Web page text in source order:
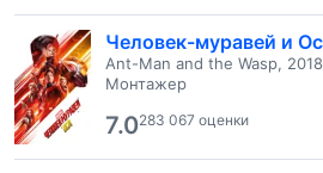
Человек-муравей и
Ant-Man and the Wasp, 2018
Монтажер
7.0283 067 оценки